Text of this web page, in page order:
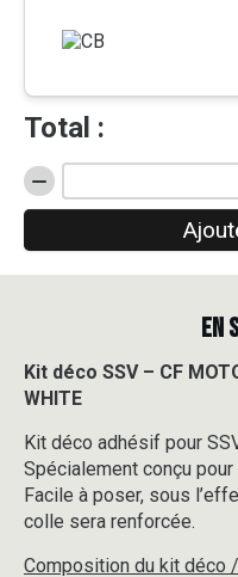
Total :
quantité
de
SSV
-
U
800
-
2DR6
-
WHITE
EN
Kit déco SSV – CF
WHITE
Kit déco adhésif pour
Spécialement conçu
Facile à poser, sous
colle sera renforcée.
Composition du kit déco